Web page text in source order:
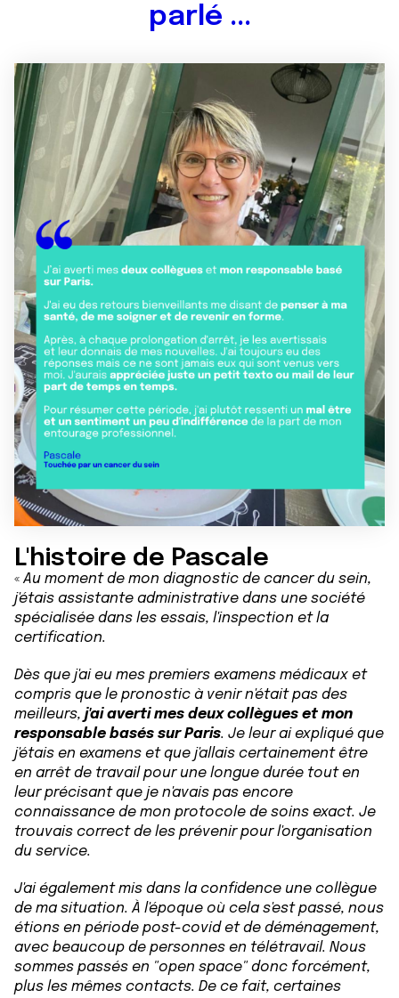
parlé ...
L'histoire de Pascale
« Au moment de mon diagnostic de cancer du sein,
j'étais assistante administrative dans une société
spécialisée dans les essais, l'inspection et la
certification.
Dès que j'ai eu mes premiers examens médicaux et
compris que le pronostic à venir n'était pas des
meilleurs, j'ai averti mes deux collègues et mon
responsable basés sur Paris. Je leur ai expliqué que
j'étais en examens et que j'allais certainement être
en arrêt de travail pour une longue durée tout en
leur précisant que je n'avais pas encore
connaissance de mon protocole de soins exact. Je
trouvais correct de les prévenir pour l'organisation
du service.
J'ai également mis dans la confidence une collègue
de ma situation. À l'époque où cela s'est passé, nous
étions en période post-covid et de déménagement,
avec beaucoup de personnes en télétravail. Nous
sommes passés en "open space" donc forcément,
plus les mêmes contacts. De ce fait, certaines